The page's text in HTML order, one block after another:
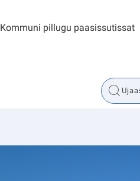
da
kl-GL
Kommuni pillugu paasissutissat